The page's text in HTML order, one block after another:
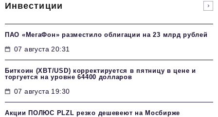
Инвестиции
ПАО «МегаФон» разместило облигации на 23 млрд рублей
07 августа 20:31
Биткоин (XBT/USD) корректируется в пятницу в цене и
торгуется на уровне 64400 долларов
07 августа 19:30
Акции ПОЛЮС PLZL резко дешевеют на Мосбирже